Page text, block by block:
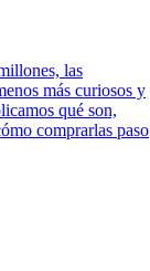
las
más curiosos y
qué son,
comprarlas paso